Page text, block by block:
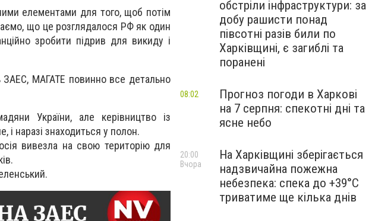
елементами для того, щоб потім
що це розглядалося РФ як один
зробити підрив для викиду і
ЗАЕС, МАГАТЕ повинно все детально
України, але керівництво із
і наразі знаходиться у полон.
вивезла на свою територію для
обстріли інфраструктури: за
добу рашисти понад
півсотні разів били по
Харківщині, є загиблі та
поранені
Прогноз погоди в Харкові
на 7 серпня: спекотні дні та
ясне небо
08:02
На Харківщині зберігається
надзвичайна пожежна
небезпека: спека до +39°C
триватиме ще кілька днів
20:00
Вчора